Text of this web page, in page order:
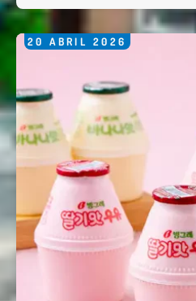
20 ABRIL 2026